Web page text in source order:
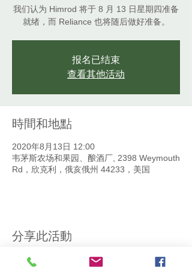
我们认为 Himrod 将于 8 月 13 日星期四准备
就绪，而 Reliance 也将随后做好准备。
报名已结束
查看其他活动
時間和地點
2020年8月13日 12:00
韦茅斯农场和果园、酿酒厂, 2398 Weymouth
Rd，欣克利，俄亥俄州 44233，美国
分享此活動